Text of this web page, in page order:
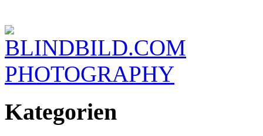
BLINDBILD.COM
PHOTOGRAPHY
Kategorien